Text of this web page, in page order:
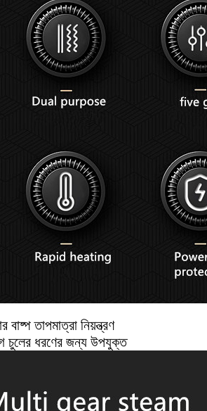
বাষ্প তাপমাত্রা নিয়ন্ত্রণ
চুলের ধরণের জন্য উপযুক্ত